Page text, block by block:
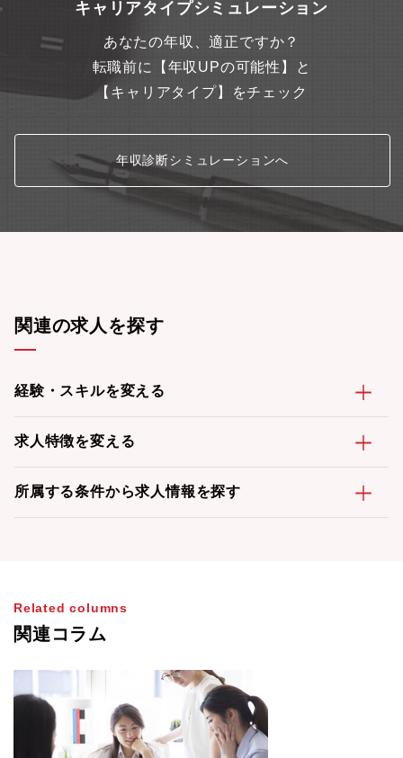
ム開発の知識など、 必要知識が多岐にわたるため、必要知識を
フレックス制度を採用した自由な勤務環境です。 ※標準的な勤
務時間帯 9:30～17:30（所定労働時間１日7時間、想定残業時間：
0-2時間/日程度)週2日以上のオフィスへの出社勤務と在宅勤務を
併用するハイブリッドワークを行っています。■英語を使った業務
v=GjJJ7K6vhTw 」※東京事務所は豊洲エリアへの移転を計画中
（2026年秋予定）
キャリアタイプシミュレーション
あなたの年収、適正ですか？
転職前に【年収UPの可能性】と
【キャリアタイプ】をチェック
年収診断シミュレーションへ
関連の求人を探す
経験・スキルを変える
求人特徴を変える
所属する条件から求人情報を探す
Related columns
関連コラム